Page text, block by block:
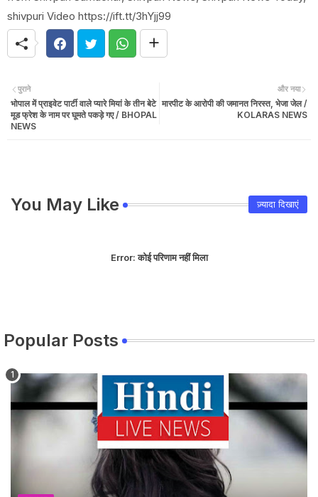
shivpuri Video https://ift.tt/3hYjj99
और नया
मारपीट के आरोपी की जमानत निरस्त, भेजा जेल /
KOLARAS NEWS
पुराने
भोपाल में प्राइवेट पार्टी वाले प्यारे मियां के तीन बेटे
मूड फ्रेश के नाम पर घूमते पकड़े गए / BHOPAL
NEWS
You May Like ज़्यादा दिखाएं
Error:कोई परिणाम नहीं मिला
Popular Posts